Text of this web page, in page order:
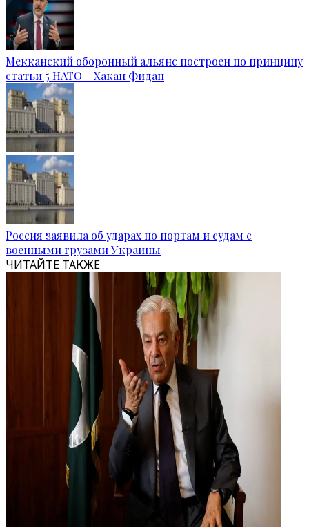
Мекканский оборонный альянс построен по принципу
статьи 5 НАТО – Хакан Фидан
Россия заявила об ударах по портам и судам с
военными грузами Украины
ЧИТАЙТЕ ТАКЖЕ